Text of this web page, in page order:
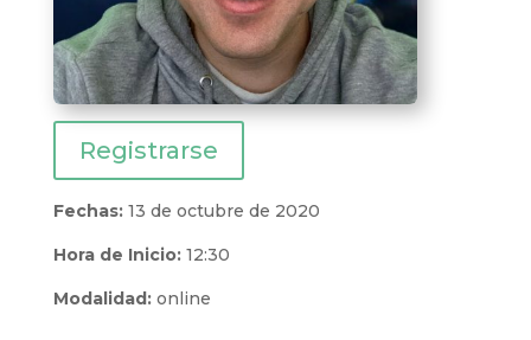
Registrarse
Fechas:13 de octubre de 2020
Hora de Inicio:12:30
Modalidad:online